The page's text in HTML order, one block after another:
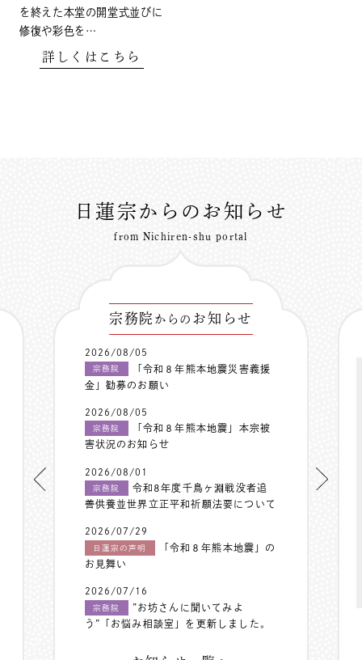
を終えた本堂の開堂式並びに
修復や彩色を…
詳しくはこちら
日蓮宗からのお知らせ
from Nichiren-shu portal
宗務院 からの お知らせ
2026/08/05
宗務院
「令和８年熊本地震災害義援
金」勧募のお願い
2026/08/05
宗務院
「令和８年熊本地震」本宗被
害状況のお知らせ
2026/08/01
宗務院
令和8年度千鳥ヶ淵戦没者追
善供養並世界立正平和祈願法要について
2026/07/29
日蓮宗の声明
「令和８年熊本地震」の
お見舞い
2026/07/16
宗務院
”お坊さんに聞いてみよ
う”「お悩み相談室」を更新しました。